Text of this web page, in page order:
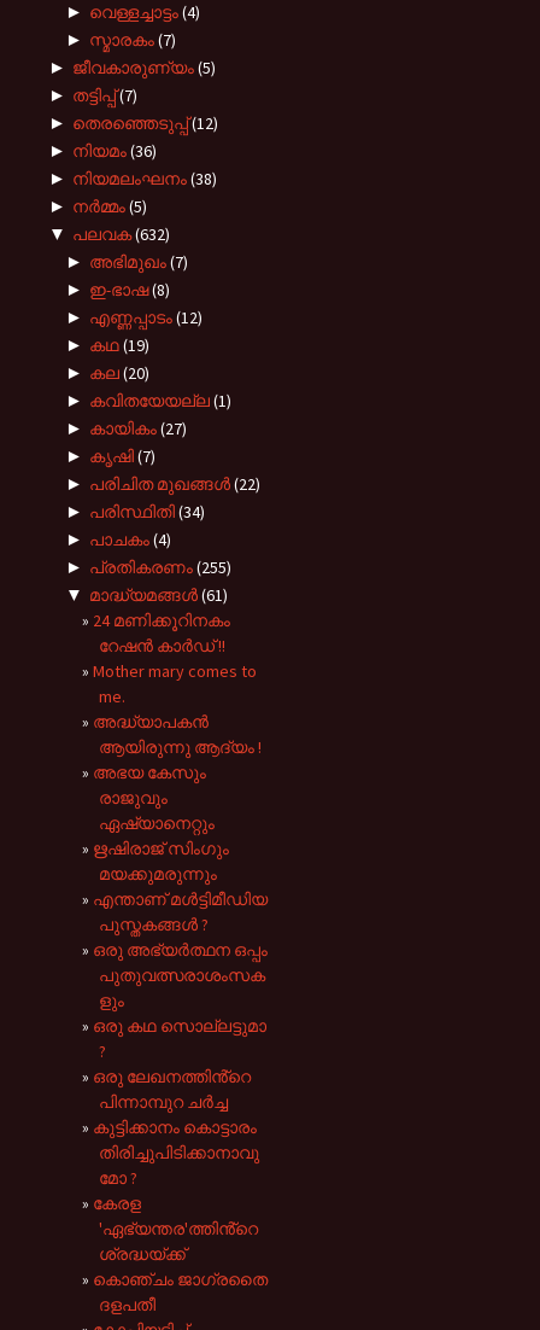
► വെള്ളച്ചാട്ടം(4)
► സ്മാരകം(7)
► ജീവകാരുണ്യം(5)
► തട്ടിപ്പ്(7)
► തെരഞ്ഞെടുപ്പ്(12)
► നിയമം(36)
► നിയമലംഘനം(38)
► നർമ്മം(5)
▼ പലവക(632)
► അഭിമുഖം(7)
► ഇ-ഭാഷ(8)
► എണ്ണപ്പാടം(12)
► കഥ(19)
► കല(20)
► കവിതയേയല്ല(1)
► കായികം(27)
► കൃഷി(7)
► പരിചിത മുഖങ്ങള്‍(22)
► പരിസ്ഥിതി(34)
► പാചകം(4)
► പ്രതികരണം(255)
▼ മാദ്ധ്യമങ്ങൾ(61)
24 മണിക്കൂറിനകം
റേഷൻ കാർഡ് !!
Mother mary comes to
me.
അദ്ധ്യാപകൻ
ആയിരുന്നു ആദ്യം !
അഭയ കേസും
രാജുവും
ഏഷ്യാനെറ്റും
ഋഷിരാജ് സിംഗും
മയക്കുമരുന്നും
എന്താണ് മൾട്ടിമീഡിയ
പുസ്തകങ്ങൾ ?
ഒരു അഭ്യർത്ഥന ഒപ്പം
പുതുവത്സരാശംസക
ളും
ഒരു കഥ സൊല്ലട്ടുമാ
?
ഒരു ലേഖനത്തിൻ്റെ
പിന്നാമ്പുറ ചർച്ച
കുട്ടിക്കാനം കൊട്ടാരം
തിരിച്ചുപിടിക്കാനാവു
മോ ?
കേരള
'ഏഭ്യന്തര'ത്തിൻ്റെ
ശ്രദ്ധയ്ക്ക്‌
കൊഞ്ചം ജാഗ്രതൈ
ദളപതീ